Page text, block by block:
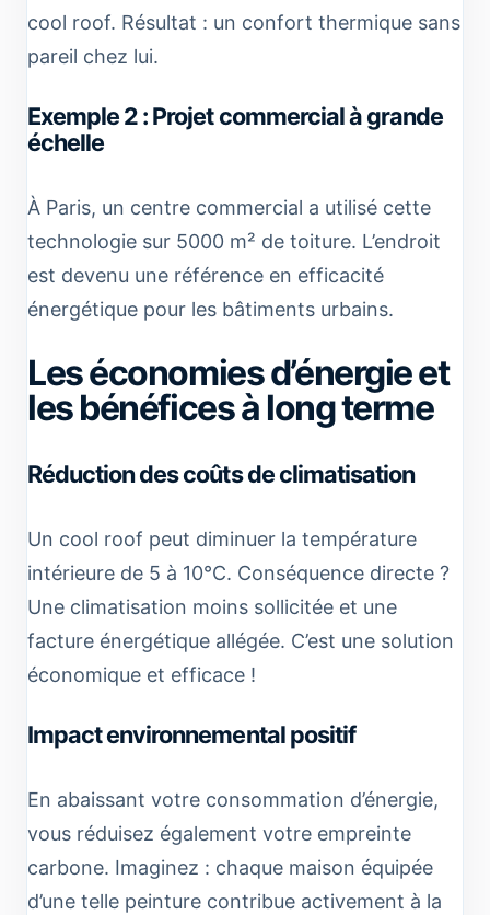
cool roof. Résultat : un confort thermique sans
pareil chez lui.
Exemple 2 : Projet commercial à grande
échelle
À Paris, un centre commercial a utilisé cette
technologie sur 5000 m² de toiture. L’endroit
est devenu une référence en efficacité
énergétique pour les bâtiments urbains.
Les économies d’énergie et
les bénéfices à long terme
Réduction des coûts de climatisation
Un cool roof peut diminuer la température
intérieure de 5 à 10°C. Conséquence directe ?
Une climatisation moins sollicitée et une
facture énergétique allégée. C’est une solution
économique et efficace !
Impact environnemental positif
En abaissant votre consommation d’énergie,
vous réduisez également votre empreinte
carbone. Imaginez : chaque maison équipée
d’une telle peinture contribue activement à la